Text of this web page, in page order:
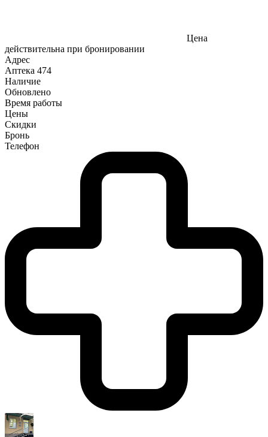
Цена
действительна при бронировании
Адрес
Аптека 474
Наличие
Обновлено
Время работы
Цены
Скидки
Бронь
Телефон